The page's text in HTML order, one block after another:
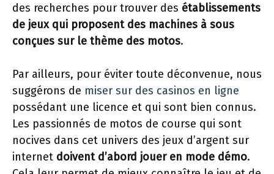
des recherches pour trouver des établissements
de jeux qui proposent des machines à sous
conçues sur le thème des motos.
Par ailleurs, pour éviter toute déconvenue, nous
suggérons de miser sur des casinos en ligne
possédant une licence et qui sont bien connus.
Les passionnés de motos de course qui sont
nocives dans cet univers des jeux d’argent sur
internet doivent d’abord jouer en mode démo.